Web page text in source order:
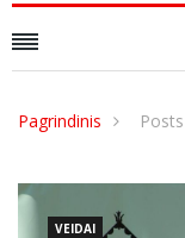
Pagrindinis
VEIDAI